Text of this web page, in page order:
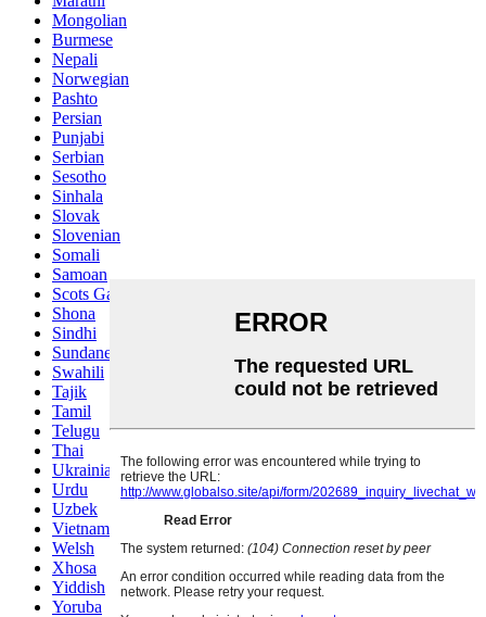
Mongolian
Burmese
Nepali
Norwegian
Pashto
Persian
Punjabi
Serbian
Sesotho
Sinhala
Slovak
Slovenian
Somali
Samoan
Scots Gaelic
Shona
Sindhi
Sundanese
Swahili
Tajik
Tamil
Telugu
Thai
Ukrainian
Urdu
Uzbek
Vietnamese
Welsh
Xhosa
Yiddish
Yoruba